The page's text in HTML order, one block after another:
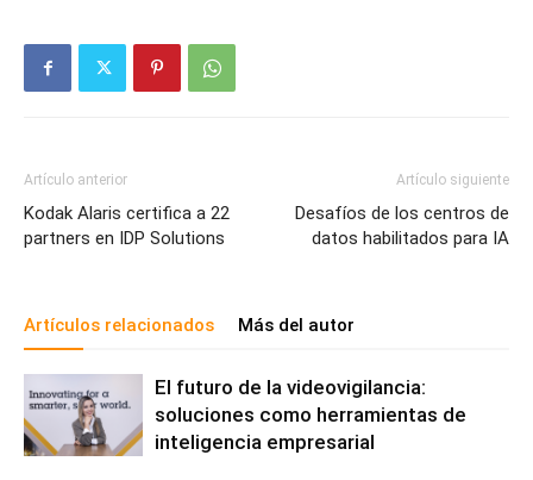
Artículo anterior
Kodak Alaris certifica a 22
partners en IDP Solutions
Artículo siguiente
Desafíos de los centros de
datos habilitados para IA
Artículos relacionados Más del autor
El futuro de la videovigilancia:
soluciones como herramientas de
inteligencia empresarial